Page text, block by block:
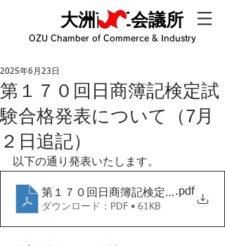
大洲商工会議所
OZU Chamber of Commerce & Industry
第１７０回日商簿記検定試
験合格発表について（7月
２日追記）
2025年6月23日
以下の通り発表いたします。
第１７０回日商簿記検定合格発表
.pdf
ダウンロード：PDF • 61KB